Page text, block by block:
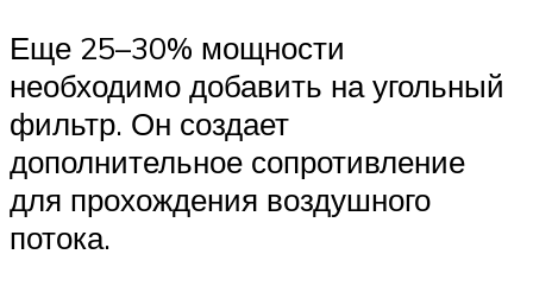
Еще 25–30% мощности
необходимо добавить на угольный
фильтр. Он создает
дополнительное сопротивление
для прохождения воздушного
потока.